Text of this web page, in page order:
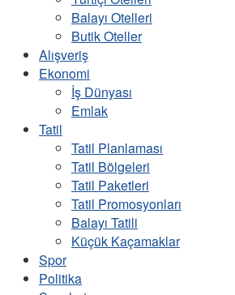
Balayı Otelleri
Butik Oteller
Alışveriş
Ekonomi
İş Dünyası
Emlak
Tatil
Tatil Planlaması
Tatil Bölgeleri
Tatil Paketleri
Tatil Promosyonları
Balayı Tatili
Küçük Kaçamaklar
Spor
Politika